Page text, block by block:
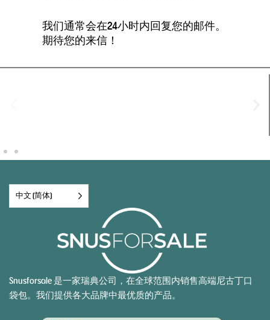
我们通常会在24小时内回复您的邮件。
期待您的来信！
中文 (简体)
Snusforsale 是一家瑞典公司，在全球范围内销售高端尼古丁口
袋包。我们提供各大品牌中最优质的产品。